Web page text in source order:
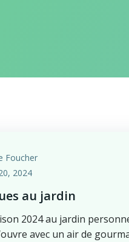
Foucher
2024
au jardin
2024 au jardin
avec un air de